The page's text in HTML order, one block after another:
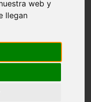
web y
llegan
Militar